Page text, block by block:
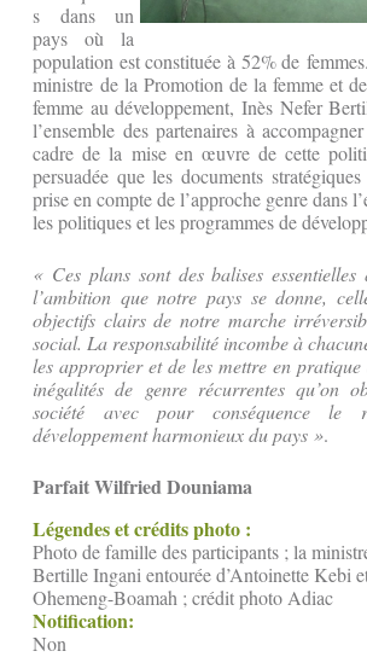
s dans un
pays où la
population est constituée à 52% de
ministre de la Promotion de la femme et
femme au développement, Inès Nefer
l’ensemble des partenaires à
cadre de la mise en œuvre de cette
persuadée que les documents
prise en compte de l’approche genre dans
les politiques et les programmes de
« Ces plans sont des balises
l’ambition que notre pays se donne,
objectifs clairs de notre marche
social. La responsabilité incombe à
les approprier et de les mettre en
inégalités de genre récurrentes qu’on
société avec pour conséquence le
développement harmonieux du pays ».
Parfait Wilfried Douniama
Légendes et crédits photo :
Photo de famille des participants ; la
Bertille Ingani entourée d’Antoinette Kebi
Ohemeng-Boamah ; crédit photo Adiac
Notification:
Non